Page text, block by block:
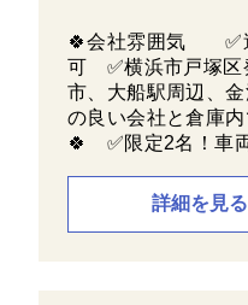
🍀会社雰囲気 ✅
可 ✅横浜市戸塚
市、大船駅周辺、
の良い会社と倉庫
🍀 ✅限定2名！車
詳細を見る